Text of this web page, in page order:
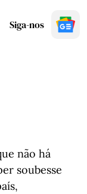
Siga-nos
não há
soubesse